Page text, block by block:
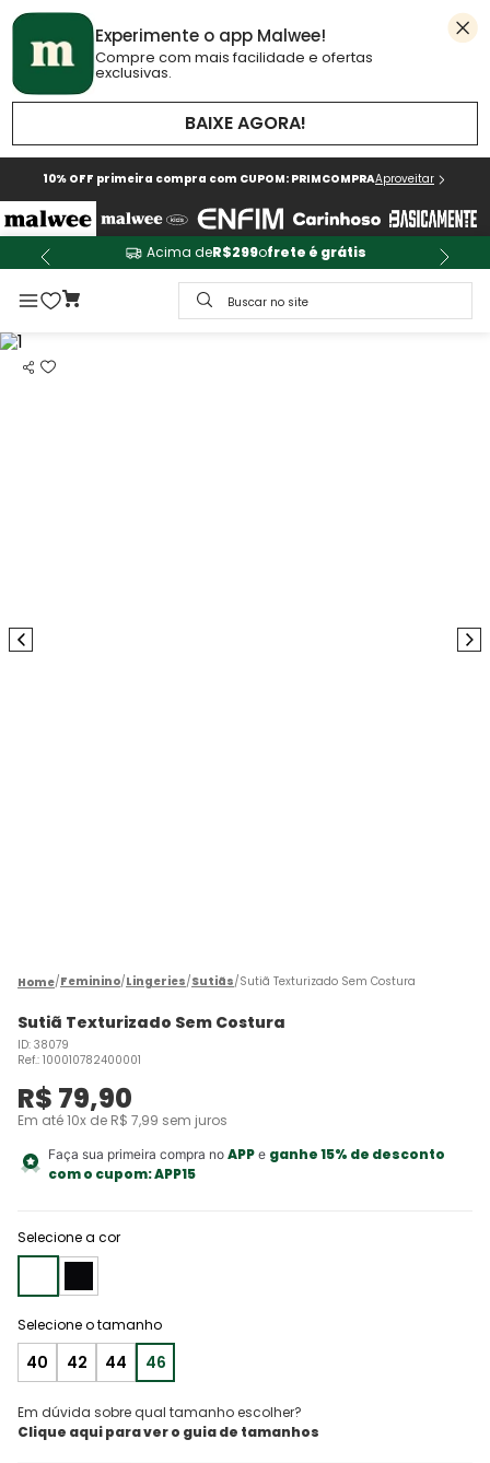
Experimente o app Malwee!
Compre com mais facilidade e ofertas
exclusivas.
BAIXE AGORA!
10% OFF primeira compra com CUPOM: PRIMCOMPRAAproveitar
Acima deR$299ofrete é grátis
Buscar no site
Feminino Lingeries Sutiãs Sutiã Texturizado Sem Costura
Sutiã Texturizado Sem Costura
ID: 38079
Ref.: 100010782400001
R$ 79,90
Em até10x de R$ 7,99 sem juros
Faça sua primeira compra no APPe ganhe 15% de desconto
com o cupom:APP15
Selecione a cor
40 42 44 46
Em dúvida sobre qual tamanho escolher?